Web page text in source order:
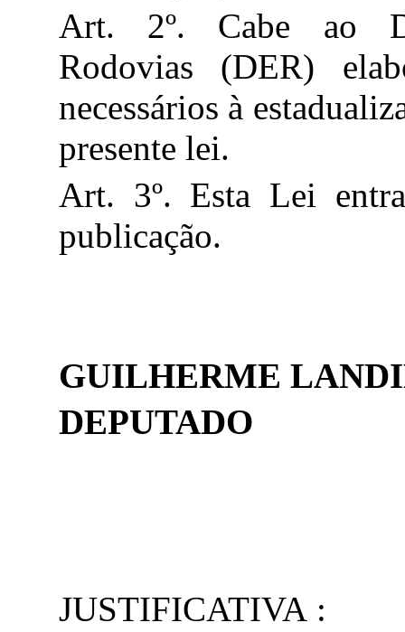
Art. 2º. Cabe ao
Rodovias (DER)
necessários à
presente lei.
Art. 3º. Esta Lei
publicação.
GUILHERME
DEPUTADO
JUSTIFICATIVA :